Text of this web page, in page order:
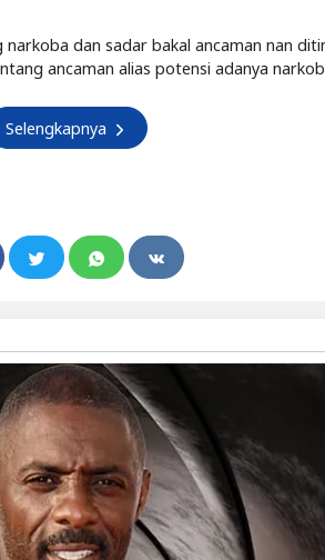
dan sadar bakal ancaman nan
ancaman alias potensi adanya
Selengkapnya